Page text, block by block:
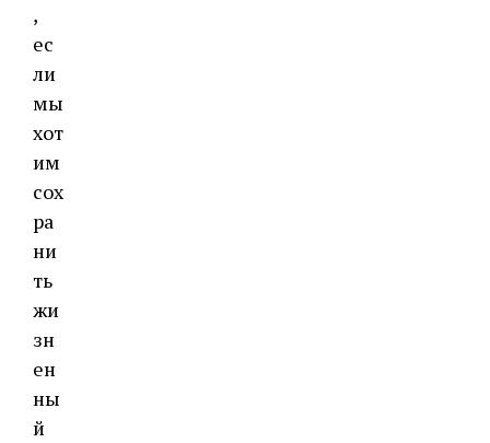
,
ес
ли
мы
хот
им
сох
ра
ни
ть
жи
зн
ен
ны
й